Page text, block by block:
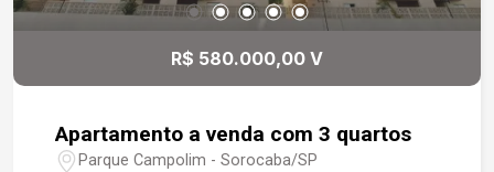
R$ 580.000,00 V
Apartamento a venda com 3 quartos
Parque Campolim - Sorocaba/SP